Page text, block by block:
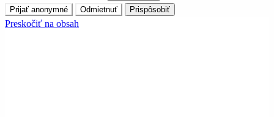
Prijať anonymné
Odmietnuť Prispôsobiť
Preskočiť na obsah